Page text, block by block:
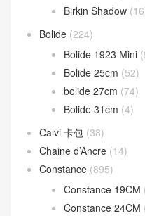
Birkin Shadow
Bolide (224)
Bolide 1923 Mini
Bolide 25cm (52)
bolide 27cm (74)
Bolide 31cm (4)
Calvi 卡包 (38)
Chaine d’Ancre (14)
Constance (895)
Constance 19CM
Constance 24CM